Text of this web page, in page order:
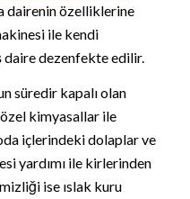
dairenin özelliklerine
ile kendi
daire dezenfekte edilir.
süredir kapalı olan
kimyasallar ile
içlerindeki dolaplar ve
yardımı ile kirlerinden
ise ıslak kuru